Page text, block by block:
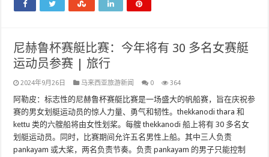
尼赫鲁杯赛艇比赛：今年将有 30 多名女赛艇
运动员参赛 | 旅行
2024年9月26日 马来西亚旅游新闻 0 364
阿勒皮：标志性的尼赫鲁杯赛艇比赛是一场盛大的帆船赛，旨在庆祝参
赛的男女划艇运动员的惊人力量、勇气和韧性。thekkanodi thara 和
kettu 类的六艘船将由女性划桨。每艘 thekkanodi 船上将有 30 多名女
划艇运动员。同时，比赛期间允许五名男性上船。其中三人负责
pankayam 或大桨，两名负责节奏。负责 pankayam 的男子只能控制